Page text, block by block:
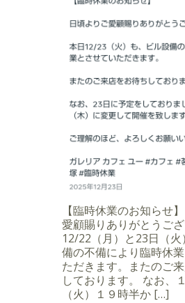
【臨時休業のお知らせ
愛顧賜りありがとうござ
12/22（月）と23日（
備の不備により臨時休
ただきます。またのご
しております。 なお、
（火）１９時半か […]